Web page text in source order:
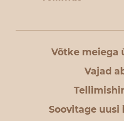
Võtke meiega
Vajad
Soovitage uusi